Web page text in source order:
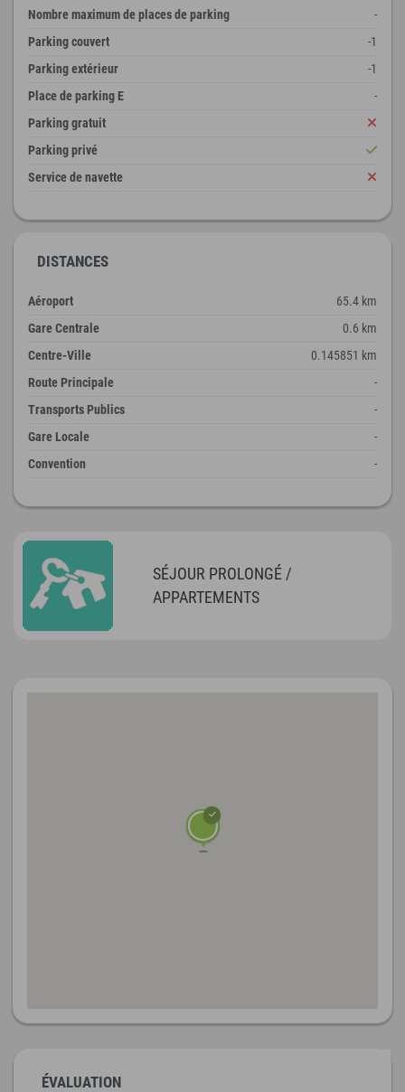
Nombre maximum de places de parking
-
Parking couvert
-1
Parking extérieur
-1
Place de parking E
-
Parking gratuit
Parking privé
Service de navette
DISTANCES
Aéroport
65.4 km
Gare Centrale
0.6 km
Centre-Ville
0.145851 km
Route Principale
-
Transports Publics
-
Gare Locale
-
Convention
-
SÉJOUR PROLONGÉ /
APPARTEMENTS
ÉVALUATION